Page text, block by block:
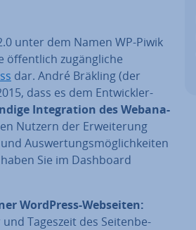
unter dem Namen WP-Piwik
öf­fent­lich zu­gäng­li­che
dar. André Bräkling (der
dass es dem Ent­wick­ler­
In­te­gra­ti­on des Web­ana­
Nutzern der Er­wei­te­rung
Aus­wer­tungs­mög­lich­kei­ten
Sie im Dashboard
WordPress-Webseiten:
Tageszeit des Sei­ten­be­